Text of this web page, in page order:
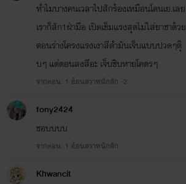
ทำไมบางคนเวลาไปสักร้องเหมือนโดนเย.เลย
เราก็สัก1ฝ่ามือ เปิดเข็มแรงสุดไม่ใส่ยาชาด้วย
ตอนร่างโครงแรงเงาสีดำมันเจ็บแบบปวดๆตุ๊
บๆ แต่ตอนลงสีอะ เจ็บชิบหายโคตรๆ
จากตอน: 1 อ้อนสวาทนักสัก -2
fony2424
ชอบบบบ
จากตอน: 1 อ้อนสวาทนักสัก
Khwancit